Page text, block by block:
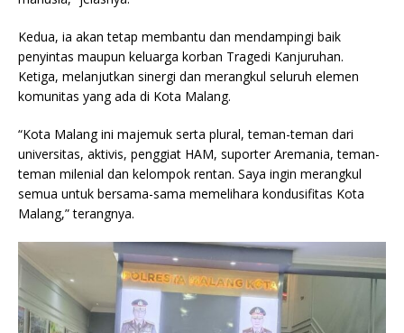
Kedua, ia akan tetap membantu dan mendampingi baik
penyintas maupun keluarga korban Tragedi Kanjuruhan.
Ketiga, melanjutkan sinergi dan merangkul seluruh elemen
komunitas yang ada di Kota Malang.
“Kota Malang ini majemuk serta plural, teman-teman dari
universitas, aktivis, penggiat HAM, suporter Aremania, teman-
teman milenial dan kelompok rentan. Saya ingin merangkul
semua untuk bersama-sama memelihara kondusifitas Kota
Malang,” terangnya.